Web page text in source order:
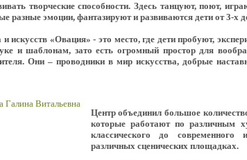
творческие способности. Здесь танцуют, поют,
разные эмоции, фантазируют и развиваются дети от 3-х
искусств «Овация» - это место, где дети пробуют,
и шаблонам, зато есть огромный простор для
Они – проводники в мир искусства, добрые
Центр объединил большое
которые работают по различным
классического до
различных сценических площадках.